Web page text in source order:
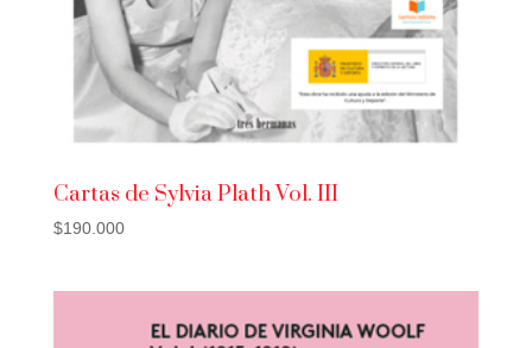
Cartas de Sylvia Plath Vol. III
$190.000